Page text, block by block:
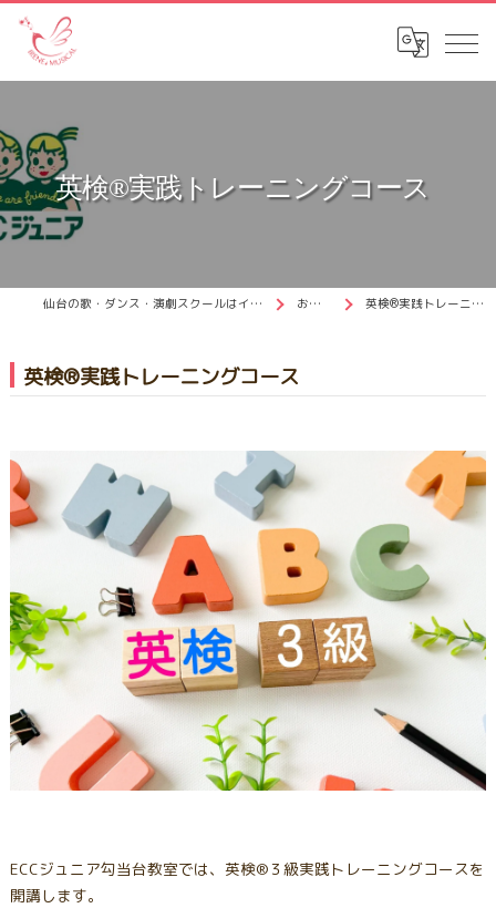
英検®︎実践トレーニングコース
仙台の歌・ダンス・演劇スクールはイリナミュージカル お知らせ 英検®︎実践トレーニングコース
英検®︎実践トレーニングコース
ECCジュニア勾当台教室では、英検®︎３級実践トレーニングコースを
開講します。